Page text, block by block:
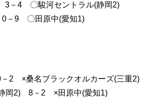
3－4 〇駿河セントラル(静岡2)
0－9 〇田原中(愛知1)
2 ×桑名ブラックオルカーズ(三重2)
静岡2) 8－2 ×田原中(愛知1)